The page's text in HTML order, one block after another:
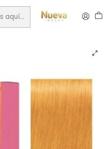
Royal Sin Amoníaco
DORADO 0-55